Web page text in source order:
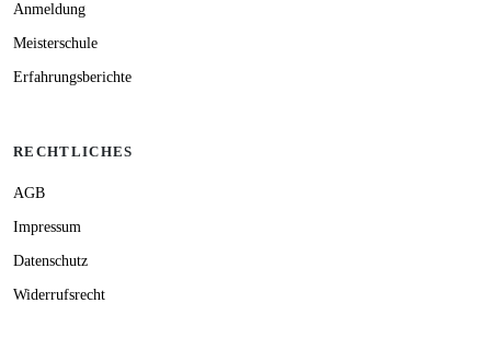
Anmeldung
Meisterschule
Erfahrungsberichte
RECHTLICHES
AGB
Impressum
Datenschutz
Widerrufsrecht